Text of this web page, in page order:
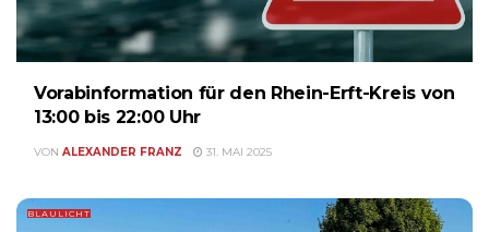
Vorabinformation für den Rhein-Erft-Kreis von
13:00 bis 22:00 Uhr
VON ALEXANDER FRANZ 31. MAI 2025
BLAULICHT